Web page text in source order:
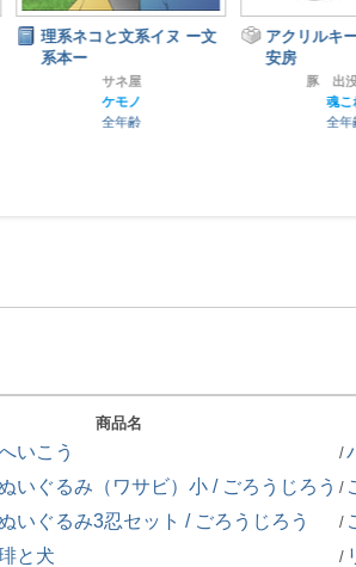
理系ネコと文系イヌ ー文
系本ー
サネ屋
ケモノ
全年齢
アクリルキーホ
豚 出没注意
魂これ
全年齢
商品名
いこう /
いぐるみ（ワサビ）小 / ごろうじろう /
いぐるみ3忍セット / ごろうじろう /
と犬 /